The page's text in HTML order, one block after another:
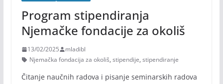
Program stipendiranja
Njemačke fondacije za okoliš
13/02/2025
mladibl
Njemačka fondacija za okoliš, stipendije, stipendiranje
Čitanje naučnih radova i pisanje seminarskih radova